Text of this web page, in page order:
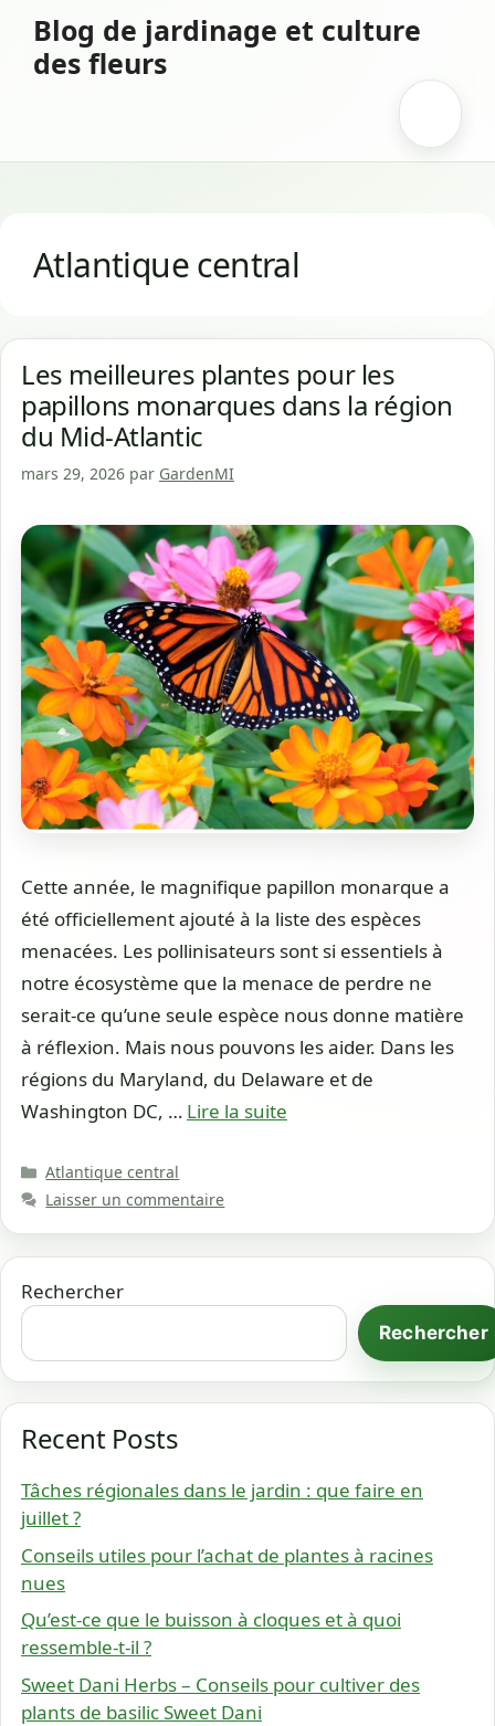
contenu
Blog de jardinage et culture
des fleurs
Atlantique central
Les meilleures plantes pour les
papillons monarques dans la région
du Mid-Atlantic
mars 29, 2026 par GardenMI
Cette année, le magnifique papillon monarque a
été officiellement ajouté à la liste des espèces
menacées. Les pollinisateurs sont si essentiels à
notre écosystème que la menace de perdre ne
serait-ce qu’une seule espèce nous donne matière
à réflexion. Mais nous pouvons les aider. Dans les
régions du Maryland, du Delaware et de
Washington DC, … Lire la suite
Catégories
Atlantique central
Laisser un commentaire
Rechercher
Rechercher
Recent Posts
Tâches régionales dans le jardin : que faire en
juillet ?
Conseils utiles pour l’achat de plantes à racines
nues
Qu’est-ce que le buisson à cloques et à quoi
ressemble-t-il ?
Sweet Dani Herbs – Conseils pour cultiver des
plants de basilic Sweet Dani